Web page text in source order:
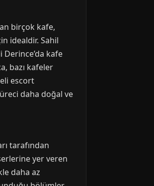
birçok kafe,
idealdir. Sahil
kafe
bazı kafeler
escort
daha doğal ve
tarafından
yer veren
daha az